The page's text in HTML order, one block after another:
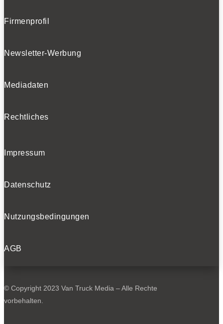
Firmenprofil
Newsletter-Werbung
Mediadaten
Rechtliches
Impressum
Datenschutz
Nutzungsbedingungen
AGB
© Copyright 2023 Van Truck Media – Alle Rechte
vorbehalten.